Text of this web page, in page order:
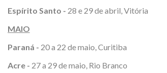
Espírito Santo - 28 e 29 de abril, Vitória
MAIO
Paraná - 20 a 22 de maio, Curitiba
Acre - 27 a 29 de maio, Rio Branco